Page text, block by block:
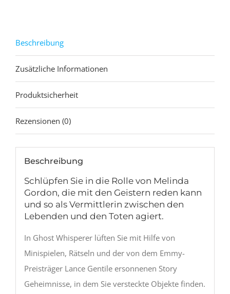
Beschreibung
Zusätzliche Informationen
Produktsicherheit
Rezensionen (0)
Beschreibung
Schlüpfen Sie in die Rolle von Melinda
Gordon, die mit den Geistern reden kann
und so als Vermittlerin zwischen den
Lebenden und den Toten agiert.
In Ghost Whisperer lüften Sie mit Hilfe von
Minispielen, Rätseln und der von dem Emmy-
Preisträger Lance Gentile ersonnenen Story
Geheimnisse, in dem Sie versteckte Objekte finden.